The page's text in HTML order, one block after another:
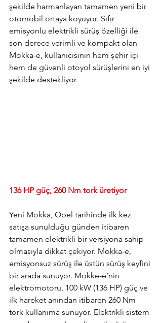
şekilde harmanlayan tamamen yeni bir
otomobil ortaya koyuyor. Sıfır
emisyonlu elektrikli sürüş özelliği ile
son derece verimli ve kompakt olan
Mokka-e, kullanıcısının hem şehir içi
hem de güvenli otoyol sürüşlerini en iyi
şekilde destekliyor.
136 HP güç, 260 Nm tork üretiyor
Yeni Mokka, Opel tarihinde ilk kez
satışa sunulduğu günden itibaren
tamamen elektrikli bir versiyona sahip
olmasıyla dikkat çekiyor. Mokka-e,
emisyonsuz sürüş ile üstün sürüş keyfini
bir arada sunuyor. Mokke-e’nin
elektromotoru, 100 kW (136 HP) güç ve
ilk hareket anından itibaren 260 Nm
tork kullanıma sunuyor. Elektrikli sistem